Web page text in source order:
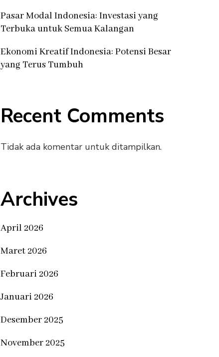
Pasar Modal Indonesia: Investasi yang
Terbuka untuk Semua Kalangan
Ekonomi Kreatif Indonesia: Potensi Besar
yang Terus Tumbuh
Recent Comments
Tidak ada komentar untuk ditampilkan.
Archives
April 2026
Maret 2026
Februari 2026
Januari 2026
Desember 2025
November 2025